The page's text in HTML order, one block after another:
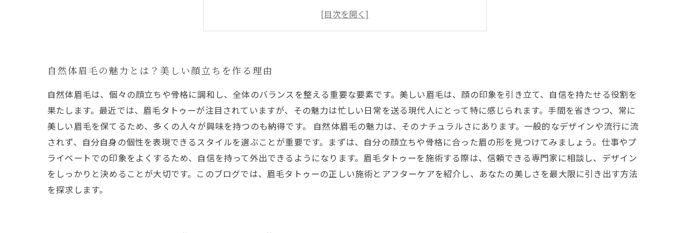
初心者でもできる！眉毛タトゥー施術の手順と注意点
施術後のケアが成功の鍵！美しい眉毛をキープする方法
自然体眉毛を手に入れて、新しい自分を発見しよう！
自然体眉毛の魅力とは？美しい顔立ちを作る理由
自然体眉毛は、個々の顔立ちや骨格に調和し、全体のバランスを整える重要な要素です。美しい眉毛は、顔の印象を引き立て、自信を持たせる役割を
果たします。最近では、眉毛タトゥーが注目されていますが、その魅力は忙しい日常を送る現代人にとって特に感じられます。手間を省きつつ、常に
美しい眉毛を保てるため、多くの人々が興味を持つのも納得です。 自然体眉毛の魅力は、そのナチュラルさにあります。一般的なデザインや流行に流
されず、自分自身の個性を表現できるスタイルを選ぶことが重要です。まずは、自分の顔立ちや骨格に合った眉の形を見つけてみましょう。仕事やプ
ライベートでの印象をよくするため、自信を持って外出できるようになります。眉毛タトゥーを施術する際は、信頼できる専門家に相談し、デザイン
をしっかりと決めることが大切です。このブログでは、眉毛タトゥーの正しい施術とアフターケアを紹介し、あなたの美しさを最大限に引き出す方法
を探求します。